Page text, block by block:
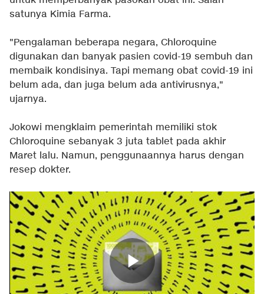
satunya Kimia Farma.
"Pengalaman beberapa negara, Chloroquine
digunakan dan banyak pasien covid-19 sembuh dan
membaik kondisinya. Tapi memang obat covid-19 ini
belum ada, dan juga belum ada antivirusnya,"
ujarnya.
Jokowi mengklaim pemerintah memiliki stok
Chloroquine sebanyak 3 juta tablet pada akhir
Maret lalu. Namun, penggunaannya harus dengan
resep dokter.